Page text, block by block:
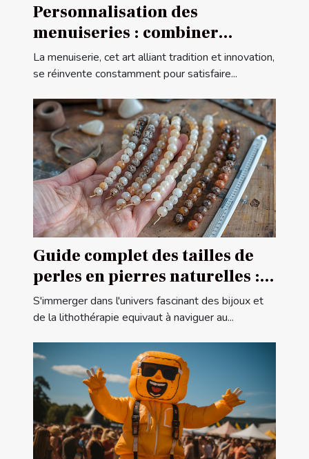
Personnalisation des
menuiseries : combiner
esthétique et fonctionnalité
La menuiserie, cet art alliant tradition et innovation,
se réinvente constamment pour satisfaire...
Guide complet des tailles de
perles en pierres naturelles :
comment choisir la bonne
taille pour vos projets de
bijouterie et de lithothérapie
S'immerger dans l'univers fascinant des bijoux et
de la lithothérapie equivaut à naviguer au...